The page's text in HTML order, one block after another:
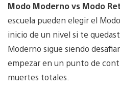
Modo Moderno vs Modo
escuela pueden elegir el
inicio de un nivel si te
Moderno sigue siendo
empezar en un punto de
muertes totales.